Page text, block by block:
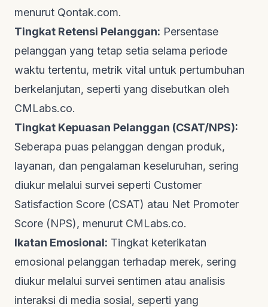
menurut Qontak.com.
Tingkat Retensi Pelanggan: Persentase
pelanggan yang tetap setia selama periode
waktu tertentu, metrik vital untuk pertumbuhan
berkelanjutan, seperti yang disebutkan oleh
CMLabs.co.
Tingkat Kepuasan Pelanggan (CSAT/NPS):
Seberapa puas pelanggan dengan produk,
layanan, dan pengalaman keseluruhan, sering
diukur melalui survei seperti Customer
Satisfaction Score (CSAT) atau Net Promoter
Score (NPS), menurut CMLabs.co.
Ikatan Emosional: Tingkat keterikatan
emosional pelanggan terhadap merek, sering
diukur melalui survei sentimen atau analisis
interaksi di media sosial, seperti yang